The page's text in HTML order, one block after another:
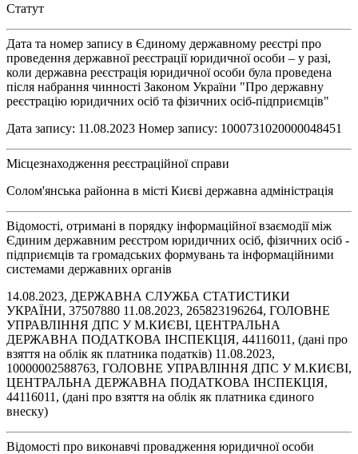
Статут
Дата та номер запису в Єдиному державному реєстрі про
проведення державної реєстрації юридичної особи – у разі,
коли державна реєстрація юридичної особи була проведена
після набрання чинності Законом України "Про державну
реєстрацію юридичних осіб та фізичних осіб-підприємців"
Дата запису: 11.08.2023 Номер запису: 1000731020000048451
Місцезнаходження реєстраційної справи
Солом'янська районна в місті Києві державна адміністрація
Відомості, отримані в порядку інформаційної взаємодії між
Єдиним державним реєстром юридичних осіб, фізичних осіб -
підприємців та громадських формувань та інформаційними
системами державних органів
14.08.2023, ДЕРЖАВНА СЛУЖБА СТАТИСТИКИ
УКРАЇНИ, 37507880 11.08.2023, 265823196264, ГОЛОВНЕ
УПРАВЛІННЯ ДПС У М.КИЄВІ, ЦЕНТРАЛЬНА
ДЕРЖАВНА ПОДАТКОВА ІНСПЕКЦІЯ, 44116011, (дані про
взяття на облік як платника податків) 11.08.2023,
10000002588763, ГОЛОВНЕ УПРАВЛІННЯ ДПС У М.КИЄВІ,
ЦЕНТРАЛЬНА ДЕРЖАВНА ПОДАТКОВА ІНСПЕКЦІЯ,
44116011, (дані про взяття на облік як платника єдиного
внеску)
Відомості про виконавчі провадження юридичної особи